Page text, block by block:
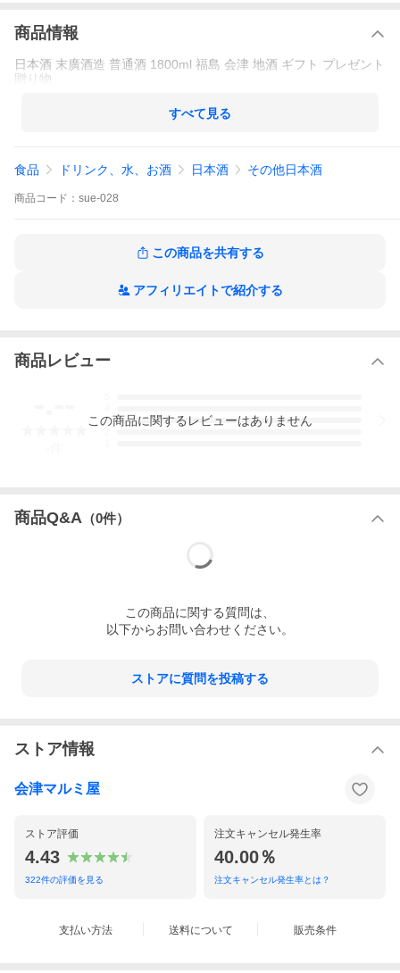
商品情報
日本酒 末廣酒造 普通酒 1800ml 福島 会津 地酒 ギフト プレゼント
贈り物
すべて見る
食品 ドリンク、水、お酒 日本酒 その他日本酒
商品 コード： sue-028
この商品を共有する
アフィリエイトで紹介する
商品レビュー
3
この商品に関するレビューはありません
商品Q&A （0件）
この商品に関する質問は、
以下からお問い合わせください。
ストアに質問を投稿する
ストア情報
会津マルミ屋
ストア評価
4.43
322件の評価を見る
注文キャンセル発生率
40.00％
注文キャンセル発生率とは？
支払い方法 送料について 販売条件